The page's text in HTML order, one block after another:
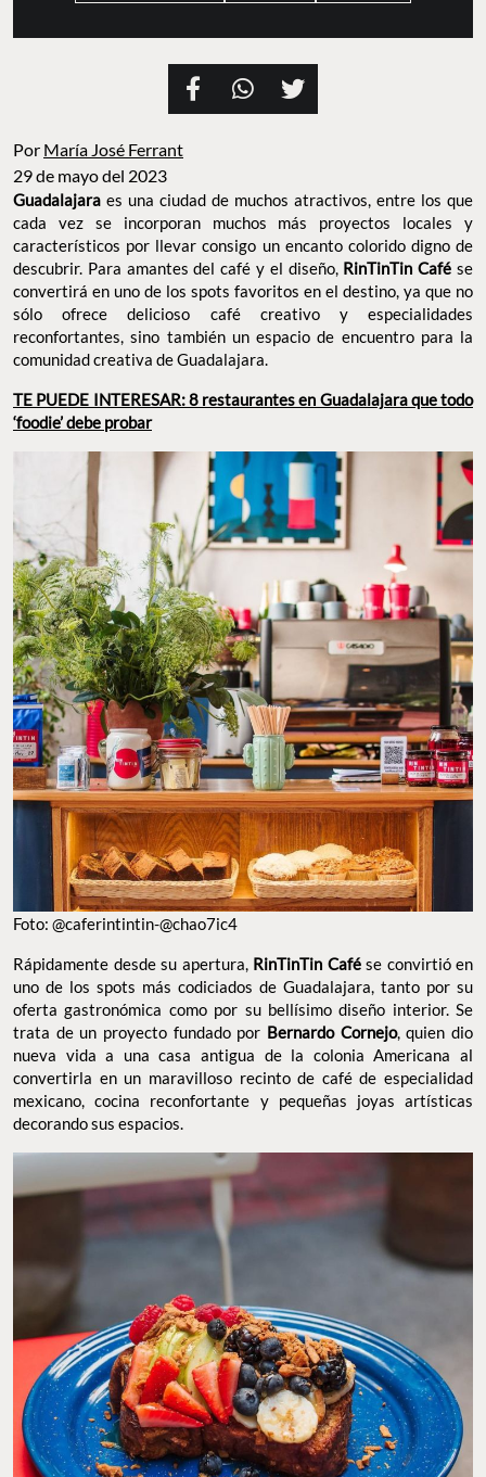
Por María José Ferrant
29 de mayo del 2023
Guadalajara es una ciudad de muchos atractivos, entre los que
cada vez se incorporan muchos más proyectos locales y
característicos por llevar consigo un encanto colorido digno de
descubrir. Para amantes del café y el diseño, RinTinTin Café se
convertirá en uno de los spots favoritos en el destino, ya que no
sólo ofrece delicioso café creativo y especialidades
reconfortantes, sino también un espacio de encuentro para la
comunidad creativa de Guadalajara.
TE PUEDE INTERESAR: 8 restaurantes en Guadalajara que todo
‘foodie’ debe probar
Foto: @caferintintin-@chao7ic4
Rápidamente desde su apertura, RinTinTin Café se convirtió en
uno de los spots más codiciados de Guadalajara, tanto por su
oferta gastronómica como por su bellísimo diseño interior. Se
trata de un proyecto fundado por Bernardo Cornejo, quien dio
nueva vida a una casa antigua de la colonia Americana al
convertirla en un maravilloso recinto de café de especialidad
mexicano, cocina reconfortante y pequeñas joyas artísticas
decorando sus espacios.